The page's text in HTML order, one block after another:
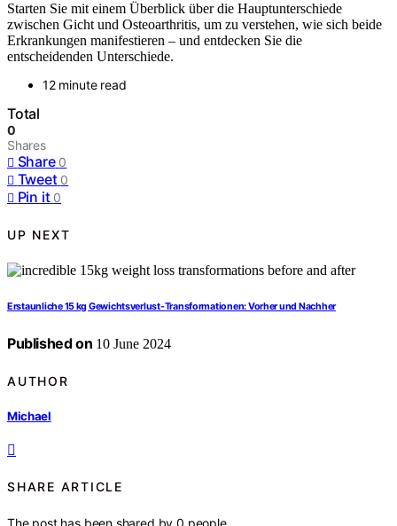
Starten Sie mit einem Überblick über die Hauptunterschiede
zwischen Gicht und Osteoarthritis, um zu verstehen, wie sich beide
Erkrankungen manifestieren – und entdecken Sie die
entscheidenden Unterschiede.
12 minute read
Total
0
Shares
Share 0
Tweet 0
Pin it 0
UP NEXT
Erstaunliche 15 kg Gewichtsverlust-Transformationen: Vorher und Nachher
Published on 10 June 2024
AUTHOR
Michael
SHARE ARTICLE
The post has been shared by0 people.